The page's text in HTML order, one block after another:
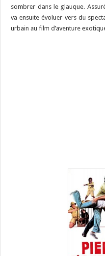
sombrer dans le glauque.
va ensuite évoluer vers du
urbain au film d’aventure